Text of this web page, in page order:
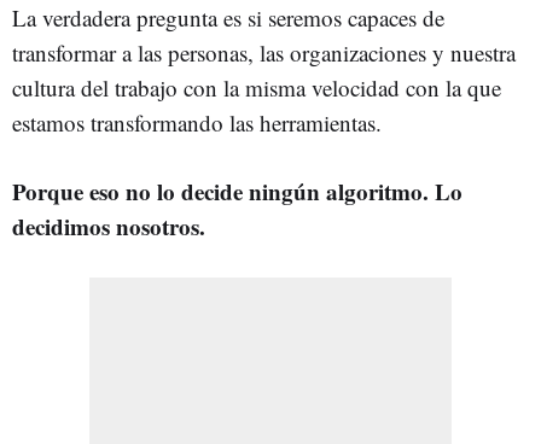
La verdadera pregunta es si seremos capaces de
transformar a las personas, las organizaciones y nuestra
cultura del trabajo con la misma velocidad con la que
estamos transformando las herramientas.
Porque eso no lo decide ningún algoritmo. Lo
decidimos nosotros.